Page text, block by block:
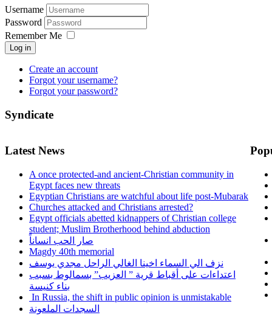
Username
Password
Remember Me
Log in
Create an account
Forgot your username?
Forgot your password?
Syndicate
Latest News
A once protected-and ancient-Christian community in
Egypt faces new threats
Egyptian Christians are watchful about life post-Mubarak
Churches attacked and Christians arrested?
Egypt officials abetted kidnappers of Christian college
student; Muslim Brotherhood behind abduction
صار الحب انساناً
Magdy 40th memorial
نزف الي السماء اخينا الغالي الراحل مجدي يوسف
اعتداءات على أقباط قرية ” العزيب” بسمالوط بسبب
بناء كنيسة
In Russia, the shift in public opinion is unmistakable
السجدات الملعونة